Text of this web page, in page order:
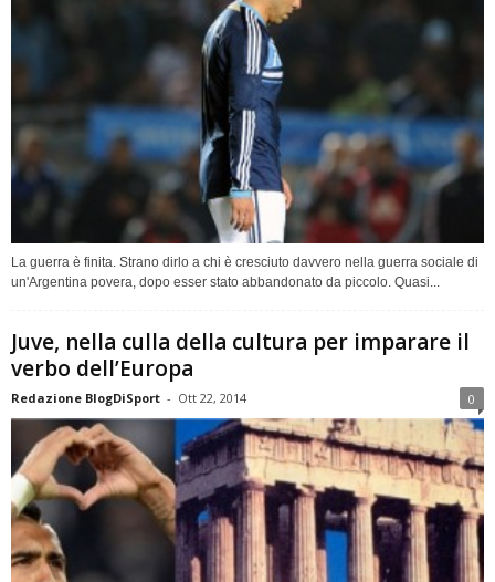
La guerra è finita. Strano dirlo a chi è cresciuto davvero nella guerra sociale di
un'Argentina povera, dopo esser stato abbandonato da piccolo. Quasi...
Juve, nella culla della cultura per imparare il
verbo dell’Europa
Redazione BlogDiSport - Ott 22, 2014 0